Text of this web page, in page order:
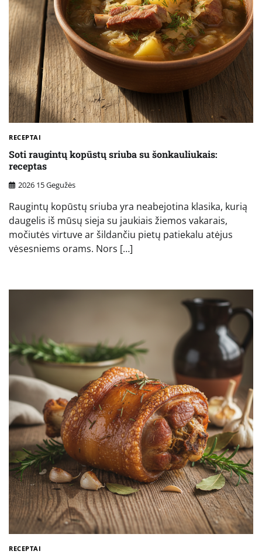
RECEPTAI
Soti raugintų kopūstų sriuba su šonkauliukais:
receptas
2026 15 Gegužės
Raugintų kopūstų sriuba yra neabejotina klasika, kurią
daugelis iš mūsų sieja su jaukiais žiemos vakarais,
močiutės virtuve ar šildančiu pietų patiekalu atėjus
vėsesniems orams. Nors […]
RECEPTAI